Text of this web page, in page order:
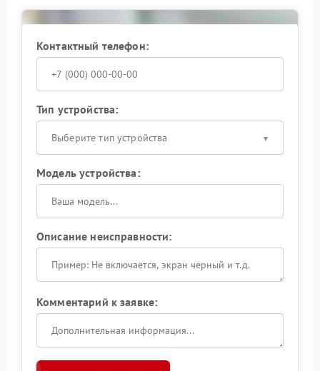
Контактный телефон:
Тип устройства:
Выберите тип устройства
Модель устройства:
Описание неисправности:
Комментарий к заявке: